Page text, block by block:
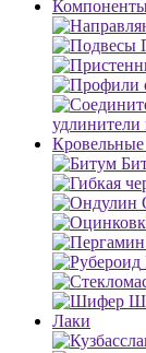
Компоненты
Лаки